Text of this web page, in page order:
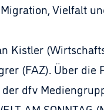
Vielfalt
Kistler
(FAZ). Über die
dfv